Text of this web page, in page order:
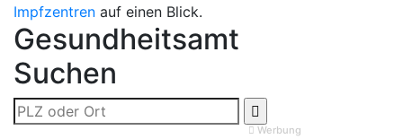
Impfzentren auf einen Blick.
Gesundheitsamt
Suchen
Werbung